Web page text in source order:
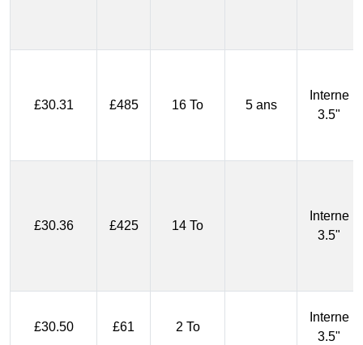
£30.31 £485 16 To 5 ans
Interne
3.5"
£30.36 £425 14 To
Interne
3.5"
£30.50 £61 2 To
Interne
3.5"